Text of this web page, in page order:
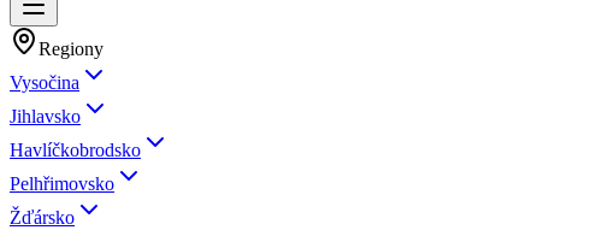
Regiony
Vysočina
Jihlavsko
Havlíčkobrodsko
Pelhřimovsko
Žďársko